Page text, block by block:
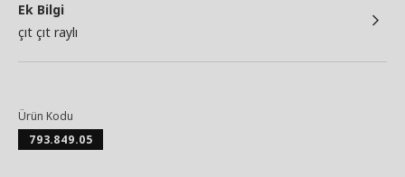
Ek Bilgi
çıt çıt raylı
Ürün Kodu
793.849.05